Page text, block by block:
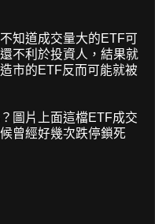
知道成交量大的ETF可
不利於投資人，結果就
市的ETF反而可能就被
圖片上面這檔ETF成交
曾經好幾次跌停鎖死